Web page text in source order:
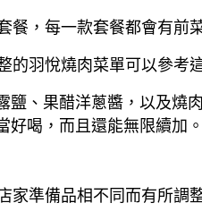
餐，每一款套餐都會有前
的羽悅燒肉菜單可以參考
、果醋洋蔥醬，以及燒
好喝，而且還能無限續加。
家準備品相不同而有所調